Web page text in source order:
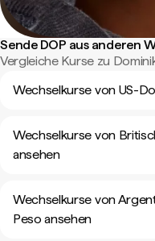
Sende DOP aus anderen
Vergleiche Kurse zu
Wechselkurse von US-
Wechselkurse von
ansehen
Wechselkurse von
Peso ansehen